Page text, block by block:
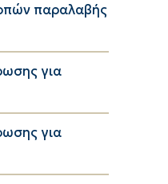
παραλαβής
για
για